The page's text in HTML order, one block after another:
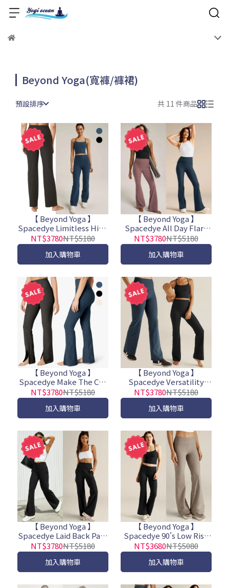
Beyond Yoga(寬褲/褲裙)
預設排序 共 11 件商品
【 Beyond Yoga 】
Spacedye Limitless High
Waisted Straight Leg
Pant 高腰直筒褲
NT$3780NT$5180
加入購物車
【 Beyond Yoga 】
Spacedye All Day Flare
High Waisted Pant 高腰修
身瑜珈喇叭褲(共3色)
NT$3780NT$5180
加入購物車
【 Beyond Yoga 】
Spacedye Make The Cut
Split Ankle Pant 高腰開
衩喇叭褲
NT$3780NT$5180
加入購物車
【 Beyond Yoga 】
Spacedye Versatility
Pocket Bootcut Pant 造
型喇叭褲(共2色)
NT$3780NT$5180
加入購物車
【 Beyond Yoga 】
Spacedye Laid Back Pant
帥氣寬鬆直筒長褲
NT$3780NT$5180
加入購物車
【 Beyond Yoga 】
Spacedye 90's Low Rise
Flare Pant 低腰修長喇叭
褲
NT$3680NT$5080
加入購物車